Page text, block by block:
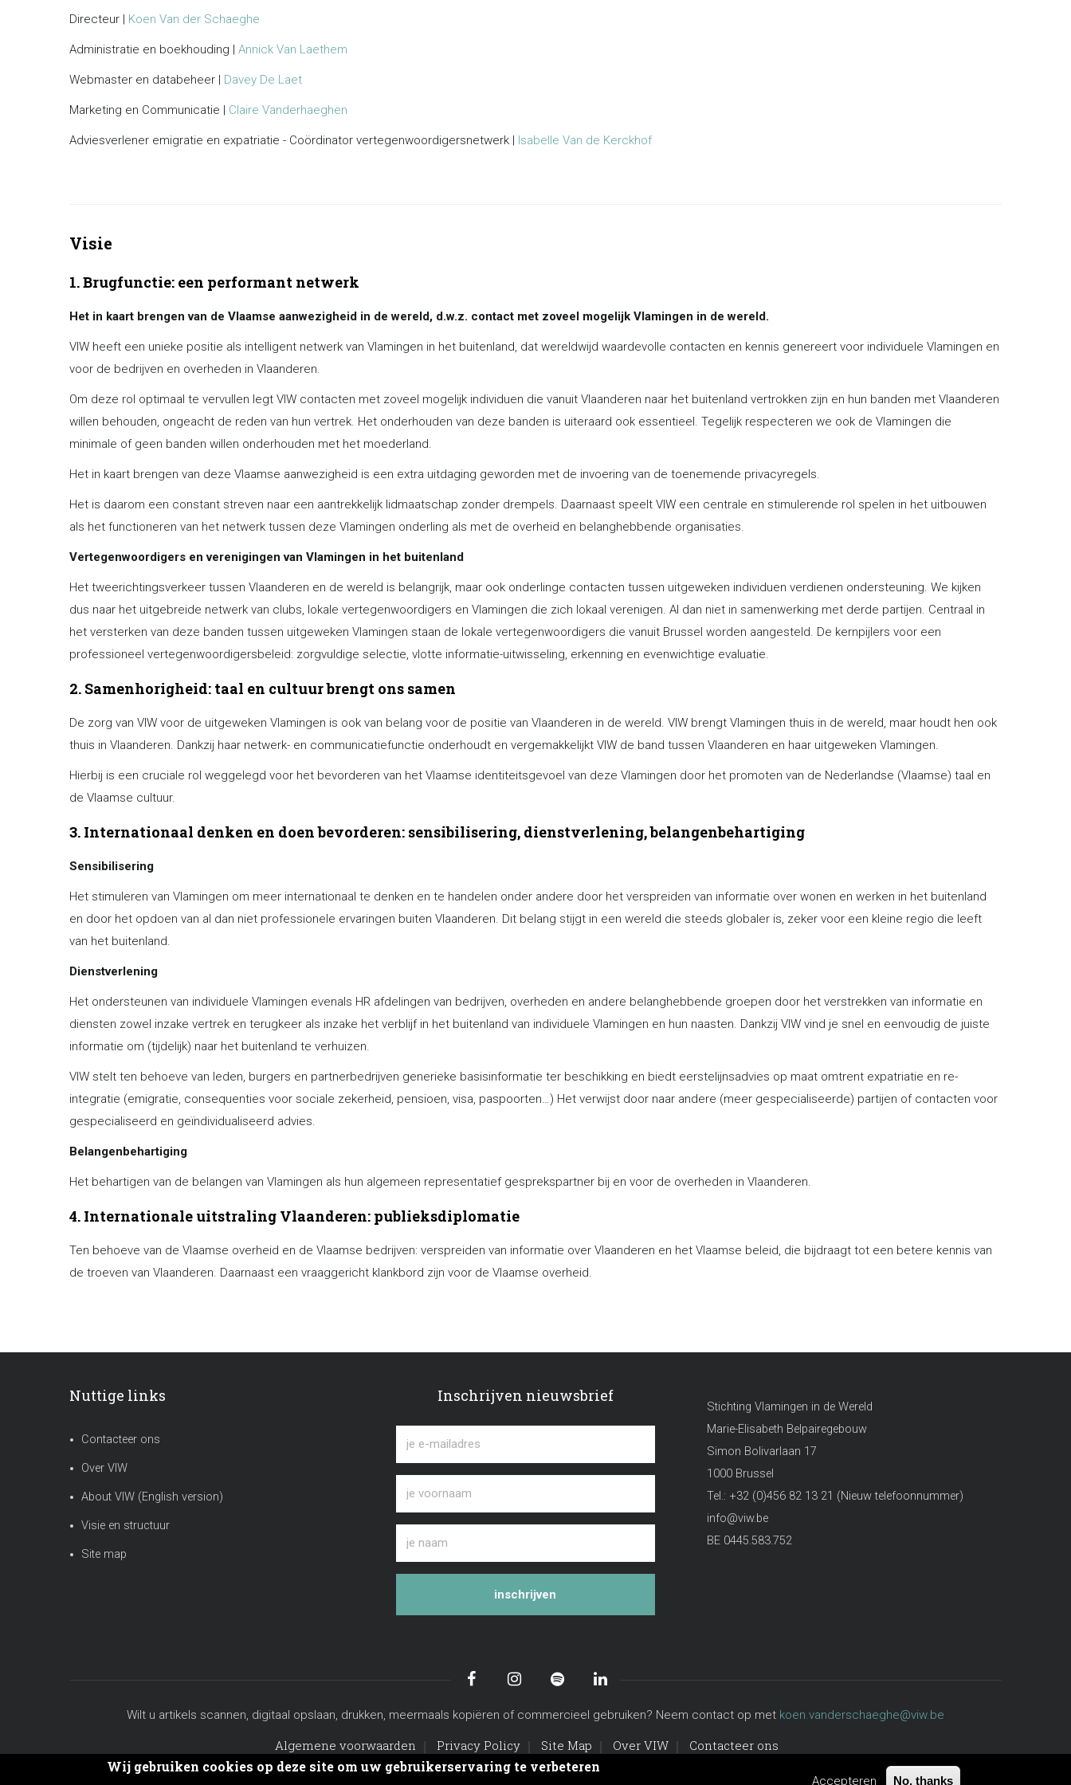
Directeur | Koen Van der Schaeghe
Administratie en boekhouding | Annick Van Laethem
Webmaster en databeheer | Davey De Laet
Marketing en Communicatie | Claire Vanderhaeghen
Adviesverlener emigratie en expatriatie - Coördinator vertegenwoordigersnetwerk | Isabelle Van de Kerckhof
Visie
1. Brugfunctie: een performant netwerk
Het in kaart brengen van de Vlaamse aanwezigheid in de wereld, d.w.z. contact met zoveel mogelijk Vlamingen in de wereld.
VIW heeft een unieke positie als intelligent netwerk van Vlamingen in het buitenland, dat wereldwijd waardevolle contacten en kennis genereert voor individuele Vlamingen en
voor de bedrijven en overheden in Vlaanderen.
Om deze rol optimaal te vervullen legt VIW contacten met zoveel mogelijk individuen die vanuit Vlaanderen naar het buitenland vertrokken zijn en hun banden met Vlaanderen
willen behouden, ongeacht de reden van hun vertrek. Het onderhouden van deze banden is uiteraard ook essentieel. Tegelijk respecteren we ook de Vlamingen die
minimale of geen banden willen onderhouden met het moederland.
Het in kaart brengen van deze Vlaamse aanwezigheid is een extra uitdaging geworden met de invoering van de toenemende privacyregels.
Het is daarom een constant streven naar een aantrekkelijk lidmaatschap zonder drempels. Daarnaast speelt VIW een centrale en stimulerende rol spelen in het uitbouwen
als het functioneren van het netwerk tussen deze Vlamingen onderling als met de overheid en belanghebbende organisaties.
Vertegenwoordigers en verenigingen van Vlamingen in het buitenland
Het tweerichtingsverkeer tussen Vlaanderen en de wereld is belangrijk, maar ook onderlinge contacten tussen uitgeweken individuen verdienen ondersteuning. We kijken
dus naar het uitgebreide netwerk van clubs, lokale vertegenwoordigers en Vlamingen die zich lokaal verenigen. Al dan niet in samenwerking met derde partijen. Centraal in
het versterken van deze banden tussen uitgeweken Vlamingen staan de lokale vertegenwoordigers die vanuit Brussel worden aangesteld. De kernpijlers voor een
professioneel vertegenwoordigersbeleid: zorgvuldige selectie, vlotte informatie-uitwisseling, erkenning en evenwichtige evaluatie.
2. Samenhorigheid: taal en cultuur brengt ons samen
De zorg van VIW voor de uitgeweken Vlamingen is ook van belang voor de positie van Vlaanderen in de wereld. VIW brengt Vlamingen thuis in de wereld, maar houdt hen ook
thuis in Vlaanderen. Dankzij haar netwerk- en communicatiefunctie onderhoudt en vergemakkelijkt VIW de band tussen Vlaanderen en haar uitgeweken Vlamingen.
Hierbij is een cruciale rol weggelegd voor het bevorderen van het Vlaamse identiteitsgevoel van deze Vlamingen door het promoten van de Nederlandse (Vlaamse) taal en
de Vlaamse cultuur.
3. Internationaal denken en doen bevorderen: sensibilisering, dienstverlening, belangenbehartiging
Sensibilisering
Het stimuleren van Vlamingen om meer internationaal te denken en te handelen onder andere door het verspreiden van informatie over wonen en werken in het buitenland
en door het opdoen van al dan niet professionele ervaringen buiten Vlaanderen. Dit belang stijgt in een wereld die steeds globaler is, zeker voor een kleine regio die leeft
van het buitenland.
Dienstverlening
Het ondersteunen van individuele Vlamingen evenals HR afdelingen van bedrijven, overheden en andere belanghebbende groepen door het verstrekken van informatie en
diensten zowel inzake vertrek en terugkeer als inzake het verblijf in het buitenland van individuele Vlamingen en hun naasten. Dankzij VIW vind je snel en eenvoudig de juiste
informatie om (tijdelijk) naar het buitenland te verhuizen.
VIW stelt ten behoeve van leden, burgers en partnerbedrijven generieke basisinformatie ter beschikking en biedt eerstelijnsadvies op maat omtrent expatriatie en re-
integratie (emigratie, consequenties voor sociale zekerheid, pensioen, visa, paspoorten…) Het verwijst door naar andere (meer gespecialiseerde) partijen of contacten voor
gespecialiseerd en geïndividualiseerd advies.
Belangenbehartiging
Het behartigen van de belangen van Vlamingen als hun algemeen representatief gesprekspartner bij en voor de overheden in Vlaanderen.
4. Internationale uitstraling Vlaanderen: publieksdiplomatie
Ten behoeve van de Vlaamse overheid en de Vlaamse bedrijven: verspreiden van informatie over Vlaanderen en het Vlaamse beleid, die bijdraagt tot een betere kennis van
de troeven van Vlaanderen. Daarnaast een vraaggericht klankbord zijn voor de Vlaamse overheid.
Nuttige links
Contacteer ons
Over VIW
About VIW (English version)
Visie en structuur
Site map
Inschrijven nieuwsbrief
inschrijven
Stichting Vlamingen in de Wereld
Marie-Elisabeth Belpairegebouw
Simon Bolivarlaan 17
1000 Brussel
Tel.: +32 (0)456 82 13 21 (Nieuw telefoonnummer)
info@viw.be
BE 0445.583.752
Wilt u artikels scannen, digitaal opslaan, drukken, meermaals kopiëren of commercieel gebruiken? Neem contact op met koen.vanderschaeghe@viw.be
Algemene voorwaarden Privacy Policy Site Map Over VIW Contacteer ons
© Copyright viw.be 2026. All Rights Reserved.
Wij gebruiken cookies op deze site om uw gebruikerservaring te verbeteren
Accepteren No, thanks